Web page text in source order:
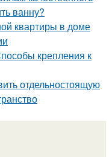
ванну?
квартиры в доме
крепления к
отдельностоящую